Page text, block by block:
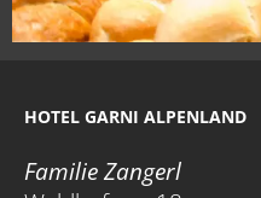
HOTEL GARNI ALPENLAND
Familie Zangerl